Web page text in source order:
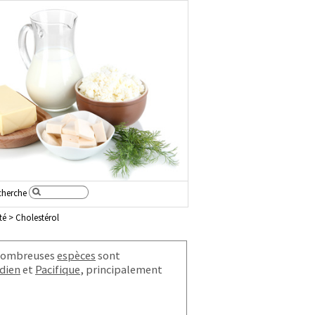
> Cholestérol
espèces sont
et Pacifique, principalement